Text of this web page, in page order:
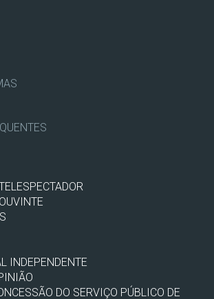
INDEPENDENTE
DO SERVIÇO PÚBLICO DE